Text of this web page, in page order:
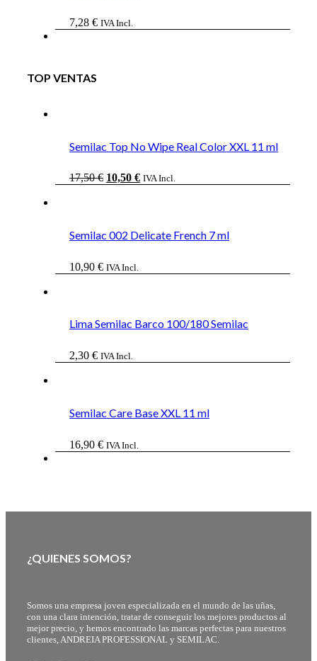
7,28 € IVA Incl.
TOP VENTAS
Semilac Top No Wipe Real Color XXL 11 ml
17,50€ El
10,50 €ElIVA Incl.
Semilac 002 Delicate French 7 ml
10,90 € IVA Incl.
Lima Semilac Barco 100/180 Semilac
2,30 € IVA Incl.
Semilac Care Base XXL 11 ml
16,90 € IVA Incl.
¿QUIENES SOMOS?
Somos una empresa joven especializada en el mundo de las uñas,
con una clara intención, tratar de conseguir los mejores productos al
mejor precio, y hemos encontrado las marcas perfectas para nuestros
clientes, ANDREIA PROFESSIONAL y SEMILAC.